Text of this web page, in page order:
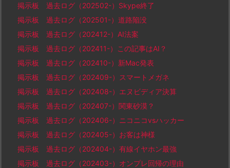
掲示板 過去ログ（202502-）Skype終了
掲示板 過去ログ（202501-）道路陥没
掲示板 過去ログ（202412-）AI法案
掲示板 過去ログ（202411-）この記事はAI？
掲示板 過去ログ（202410-）新Mac発表
掲示板 過去ログ（202409-）スマートメガネ
掲示板 過去ログ（202408-）エヌビディア決算
掲示板 過去ログ（202407-）関東砂漠？
掲示板 過去ログ（202406-）ニコニコvsハッカー
掲示板 過去ログ（202405-）お客は神様
掲示板 過去ログ（202404-）有線イヤホン最強
掲示板 過去ログ（202403-）オンプレ回帰の理由